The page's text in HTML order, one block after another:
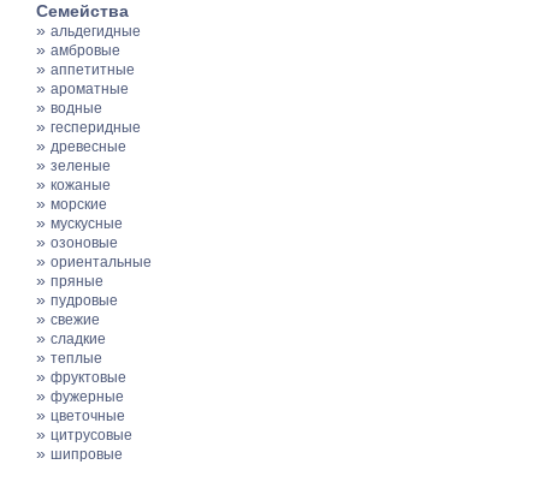
Семейства
» альдегидные
» амбровые
» аппетитные
» ароматные
» водные
» гесперидные
» древесные
» зеленые
» кожаные
» морские
» мускусные
» озоновые
» ориентальные
» пряные
» пудровые
» свежие
» сладкие
» теплые
» фруктовые
» фужерные
» цветочные
» цитрусовые
» шипровые